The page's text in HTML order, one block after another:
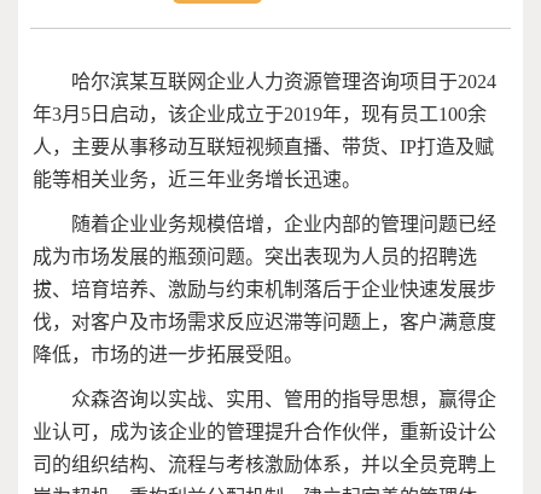
哈尔滨某互联网企业人力资源管理咨询项目于2024
年3月5日启动，该企业成立于2019年，现有员工100余
人，主要从事移动互联短视频直播、带货、IP打造及赋
能等相关业务，近三年业务增长迅速。
随着企业业务规模倍增，企业内部的管理问题已经
成为市场发展的瓶颈问题。突出表现为人员的招聘选
拔、培育培养、激励与约束机制落后于企业快速发展步
伐，对客户及市场需求反应迟滞等问题上，客户满意度
降低，市场的进一步拓展受阻。
众森咨询以实战、实用、管用的指导思想，赢得企
业认可，成为该企业的管理提升合作伙伴，重新设计公
司的组织结构、流程与考核激励体系，并以全员竞聘上